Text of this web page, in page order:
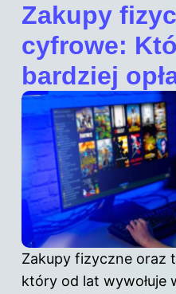
Zakupy
cyfrowe:
bardziej
Zakupy fizyczne oraz
który od lat wywołuje